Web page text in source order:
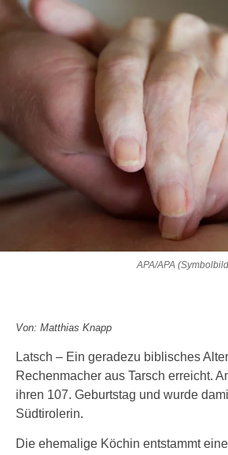
APA/APA
Von: Matthias Knapp
Latsch – Ein geradezu biblisches
Rechenmacher aus Tarsch erreicht.
ihren 107. Geburtstag und wurde
Südtirolerin.
Die ehemalige Köchin entstammt